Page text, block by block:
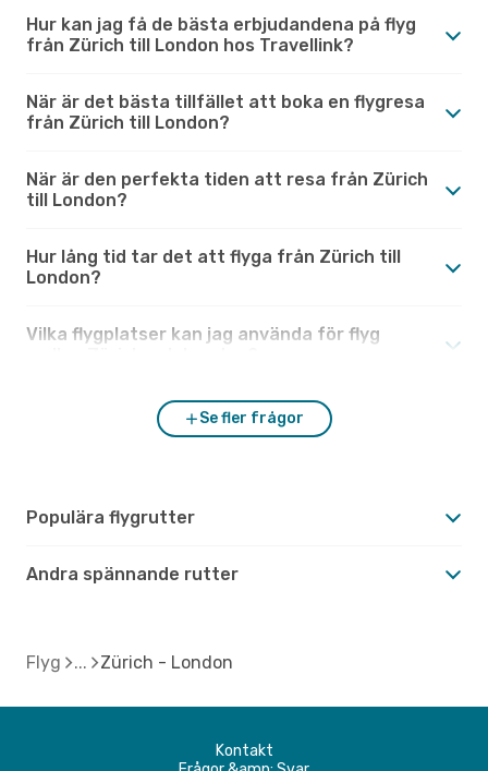
Hur kan jag få de bästa erbjudandena på flyg
från Zürich till London hos Travellink?
När är det bästa tillfället att boka en flygresa
från Zürich till London?
När är den perfekta tiden att resa från Zürich
till London?
Hur lång tid tar det att flyga från Zürich till
London?
Vilka flygplatser kan jag använda för flyg
Se fler frågor
Populära flygrutter
Andra spännande rutter
Flyg Zürich - London
Kontakt